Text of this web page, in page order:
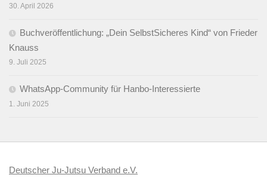
30. April 2026
Buchveröffentlichung: „Dein SelbstSicheres Kind“ von Frieder
Knauss
9. Juli 2025
WhatsApp-Community für Hanbo-Interessierte
1. Juni 2025
Deutscher Ju-Jutsu Verband e.V.